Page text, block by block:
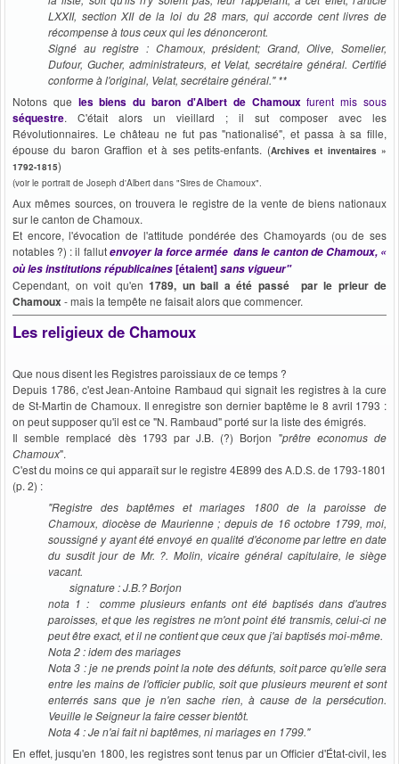
LXXII, section XII de la loi du 28 mars, qui accorde cent livres de
récompense à tous ceux qui les dénonceront.
Signé au registre : Chamoux, président; Grand, Olive, Somelier,
Dufour, Gucher, administrateurs, et Velat, secrétaire général. Certifié
conforme à l'original, Velat, secrétaire général." **
Notons que les biens du baron d'Albert de Chamouxfurent mis sous
séquestre. C'était alors un vieillard ; il sut composer avec les
Révolutionnaires. Le château ne fut pas "nationalisé", et passa à sa fille,
épouse du baron Graffion et à ses petits-enfants. (Archives et inventaires »
1792-1815)
(voir le portrait de Joseph d'Albert dans "Sires de Chamoux".
Aux mêmes sources, on trouvera le registre de la vente de biens nationaux
sur le canton de Chamoux.
Et encore, l'évocation de l'attitude pondérée des Chamoyards (ou de ses
notables ?) : il fallut envoyer la force armée dans le canton de Chamoux, «
où les institutions républicaines[étaient]sans vigueur"
Cependant, on voit qu'en 1789, un bail a été passé par le prieur de
Chamoux- mais la tempête ne faisait alors que commencer.
Les religieux de Chamoux
Que nous disent les Registres paroissiaux de ce temps ?
Depuis 1786, c'est Jean-Antoine Rambaud qui signait les registres à la cure
de St-Martin de Chamoux. Il enregistre son dernier baptême le 8 avril 1793 :
on peut supposer qu'il est ce "N. Rambaud" porté sur la liste des émigrés.
Il semble remplacé dès 1793 par J.B. (?) Borjon "prêtre economus de
Chamoux".
C'est du moins ce qui apparaît sur le registre 4E899 des A.D.S. de 1793-1801
(p. 2) :
"Registre des baptêmes et mariages 1800 de la paroisse de
Chamoux, diocèse de Maurienne ; depuis de 16 octobre 1799, moi,
soussigné y ayant été envoyé en qualité d'économe par lettre en date
du susdit jour de Mr. ?. Molin, vicaire général capitulaire, le siège
vacant.
signature : J.B.? Borjon
nota 1 : comme plusieurs enfants ont été baptisés dans d'autres
paroisses, et que les registres ne m'ont point été transmis, celui-ci ne
peut être exact, et il ne contient que ceux que j'ai baptisés moi-même.
Nota 2 : idem des mariages
Nota 3 : je ne prends point la note des défunts, soit parce qu'elle sera
entre les mains de l'officier public, soit que plusieurs meurent et sont
enterrés sans que je n'en sache rien, à cause de la persécution.
Veuille le Seigneur la faire cesser bientôt.
Nota 4 : Je n'ai fait ni baptêmes, ni mariages en 1799."
En effet, jusqu'en 1800, les registres sont tenus par un Officier d'État-civil, les